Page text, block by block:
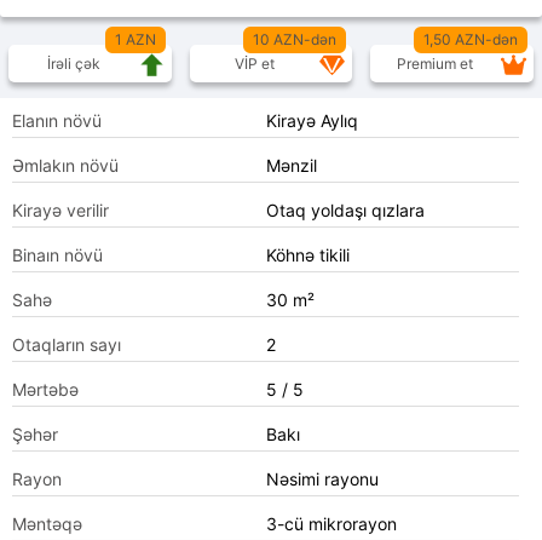
1 AZN
İrəli çək
10 AZN-dən
VİP et
1,50 AZN-dən
Premium et
Elanın növü Kirayə Aylıq
Əmlakın növü Mənzil
Kirayə verilir Otaq yoldaşı qızlara
Binaın növü Köhnə tikili
Sahə 30 m²
Otaqların sayı 2
Mərtəbə 5 / 5
Şəhər Bakı
Rayon Nəsimi rayonu
Məntəqə 3-cü mikrorayon